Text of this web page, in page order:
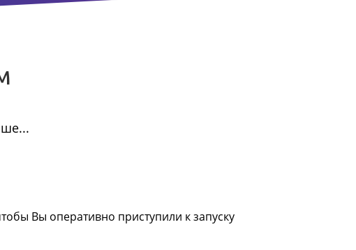
Вы оперативно приступили к запуску